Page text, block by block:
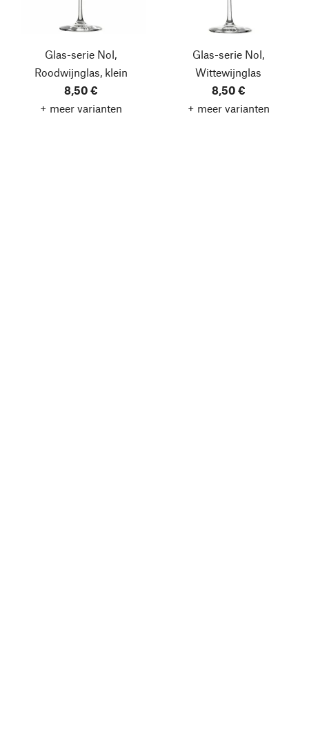
Glas-serie Nol,
Roodwijnglas, klein
8,50 €
+ meer varianten
Glas-serie Nol,
Wittewijnglas
8,50 €
+ meer varianten